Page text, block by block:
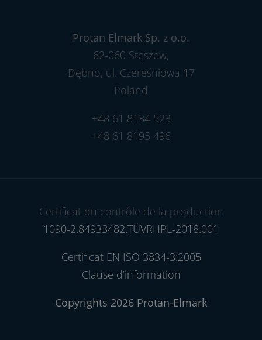
Protan Elmark Sp. z o.o.
62-060 Stęszew,
Dębno, ul. Czereśniowa 17
Poland
+48 61 8134 523
+48 61 8195 496
Certificat du contrôle de la production
1090-2.84933482.TÜVRHPL-2018.001
Certificat EN ISO 3834-3:2005
Clause d’information
Copyrights 2026 Protan-Elmark